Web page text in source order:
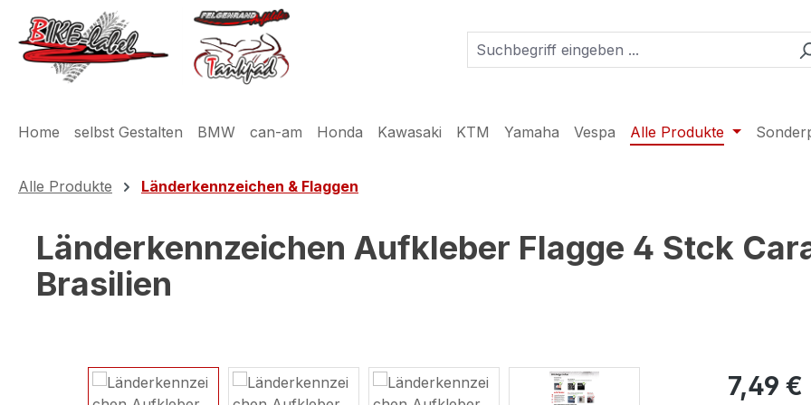
Hauptinhalt springen
Zur Suche springen
Zur Hauptnavigation springen
Home selbst Gestalten BMW can-am Honda Kawasaki KTM Yamaha Vespa Alle Produkte
Alle Produkte Länderkennzeichen & Flaggen
Länderkennzeichen Aufkleber Flagge 4 Stck
Brasilien
Bildergalerie überspringen 7,49 €